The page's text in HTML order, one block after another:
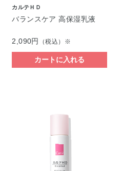
カルテＨＤ
バランスケア 高保湿乳液
2,090円 （税込）※
カートに入れる